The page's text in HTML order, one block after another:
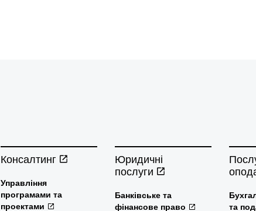
Консалтинг
Управління
програмами та
проектами
Юридичні
послуги
Банківське та
фінансове право
та